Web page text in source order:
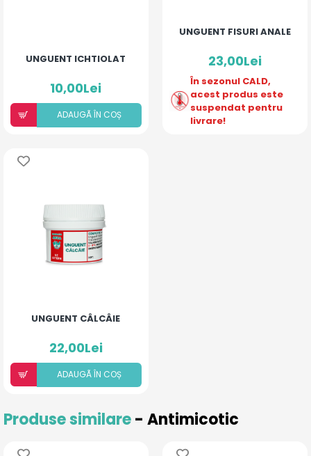
UNGUENT ICHTIOLAT
10,00Lei
ADAUGÃ ÎN COȘ
UNGUENT FISURI ANALE
23,00Lei
În sezonul CALD,
acest produs este
suspendat pentru
livrare!
UNGUENT CÂLCÂIE
22,00Lei
ADAUGÃ ÎN COȘ
Produse similare- Antimicotic